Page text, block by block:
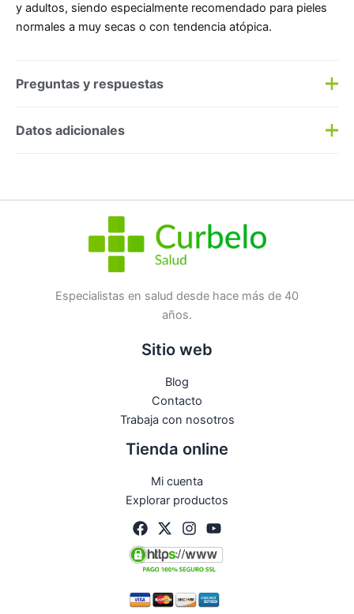
y adultos, siendo especialmente recomendado para pieles
normales a muy secas o con tendencia atópica.
Preguntas y respuestas
Preguntas y respuestas
No hay preguntas todavía
Datos adicionales
Especialistas en salud desde hace más de 40
años.
Sitio web
Blog
Contacto
Trabaja con nosotros
Tienda online
Mi cuenta
Explorar productos